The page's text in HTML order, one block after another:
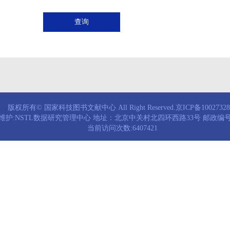
查询
版权所有© 国家科技图书文献中心 All Right Reserved.京ICP备
护:NSTL数据研究管理中心 地址：北京中关村北四环西路33号 邮政编
当前访问次数:6407421